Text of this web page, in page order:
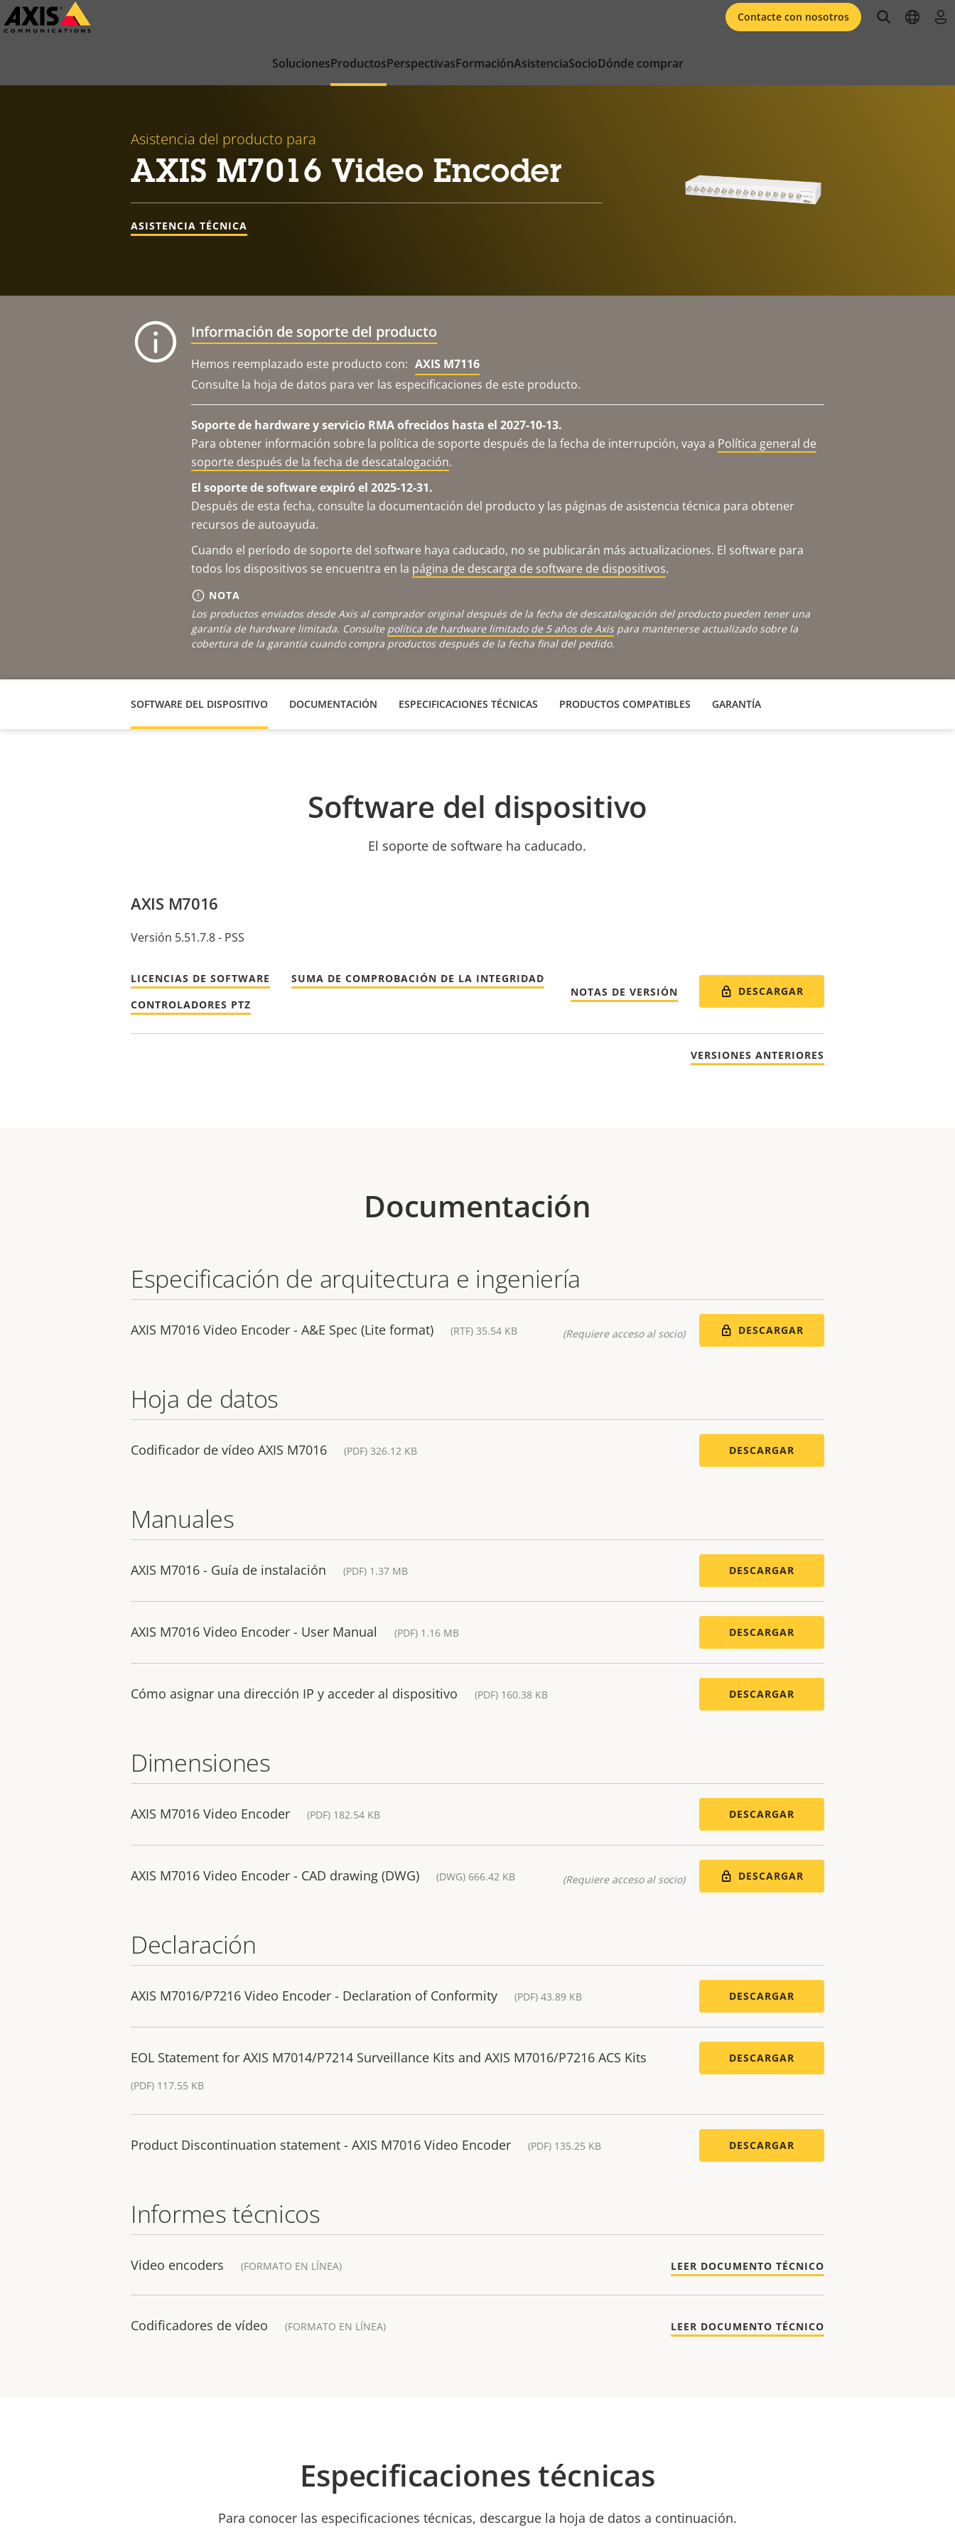
Saltar
al
SolucionesProductosPerspectivasFormaciónAsistenciaSocioDónde comprar
Contacte con nosotros openopen
Asistencia del producto para
AXIS M7016 Video Encoder
ASISTENCIA TÉCNICA
Información de soporte del producto
Hemos reemplazado este producto con: AXIS M7116
Consulte la hoja de datos para ver las especificaciones de este producto.
Soporte de hardware y servicio RMA ofrecidos hasta el 2027-10-13.
Para obtener información sobre la política de soporte después de la fecha de interrupción, vaya a Política general de
soporte después de la fecha de descatalogación.
El soporte de software expiró el 2025-12-31.
Después de esta fecha, consulte la documentación del producto y las páginas de asistencia técnica para obtener
recursos de autoayuda.
Cuando el período de soporte del software haya caducado, no se publicarán más actualizaciones. El software para
todos los dispositivos se encuentra en la página de descarga de software de dispositivos.
NOTA
Los productos enviados desde Axis al comprador original después de la fecha de descatalogación del producto pueden tener una
garantía de hardware limitada. Consulte política de hardware limitado de 5 años de Axispara mantenerse actualizado sobre la
cobertura de la garantía cuando compra productos después de la fecha final del pedido.
SOFTWARE DEL DISPOSITIVO DOCUMENTACIÓN ESPECIFICACIONES TÉCNICAS PRODUCTOS COMPATIBLES GARANTÍA
Software del dispositivo
El soporte de software ha caducado.
AXIS M7016
Versión 5.51.7.8 - PSS
LICENCIAS DE SOFTWARE
SUMA DE COMPROBACIÓN DE LA INTEGRIDAD
CONTROLADORES PTZ
NOTAS DE VERSIÓN DESCARGAR
VERSIONES ANTERIORES
Documentación
Especificación de arquitectura e ingeniería
AXIS M7016 Video Encoder - A&E Spec (Lite format) (RTF) 35.54 KB (Requiere acceso al socio) DESCARGAR
Hoja de datos
Codificador de vídeo AXIS M7016 (PDF) 326.12 KB DESCARGAR
Manuales
AXIS M7016 - Guía de instalación (PDF) 1.37 MB DESCARGAR
AXIS M7016 Video Encoder - User Manual (PDF) 1.16 MB DESCARGAR
Cómo asignar una dirección IP y acceder al dispositivo (PDF) 160.38 KB DESCARGAR
Dimensiones
AXIS M7016 Video Encoder (PDF) 182.54 KB DESCARGAR
AXIS M7016 Video Encoder - CAD drawing (DWG) (DWG) 666.42 KB (Requiere acceso al socio) DESCARGAR
Declaración
AXIS M7016/P7216 Video Encoder - Declaration of Conformity (PDF) 43.89 KB DESCARGAR
EOL Statement for AXIS M7014/P7214 Surveillance Kits and AXIS M7016/P7216 ACS Kits
(PDF) 117.55 KB
DESCARGAR
Product Discontinuation statement - AXIS M7016 Video Encoder (PDF) 135.25 KB DESCARGAR
Informes técnicos
Video encoders (FORMATO EN LÍNEA) LEER DOCUMENTO TÉCNICO
Codificadores de vídeo (FORMATO EN LÍNEA) LEER DOCUMENTO TÉCNICO
Especificaciones técnicas
Para conocer las especificaciones técnicas, descargue la hoja de datos a continuación.